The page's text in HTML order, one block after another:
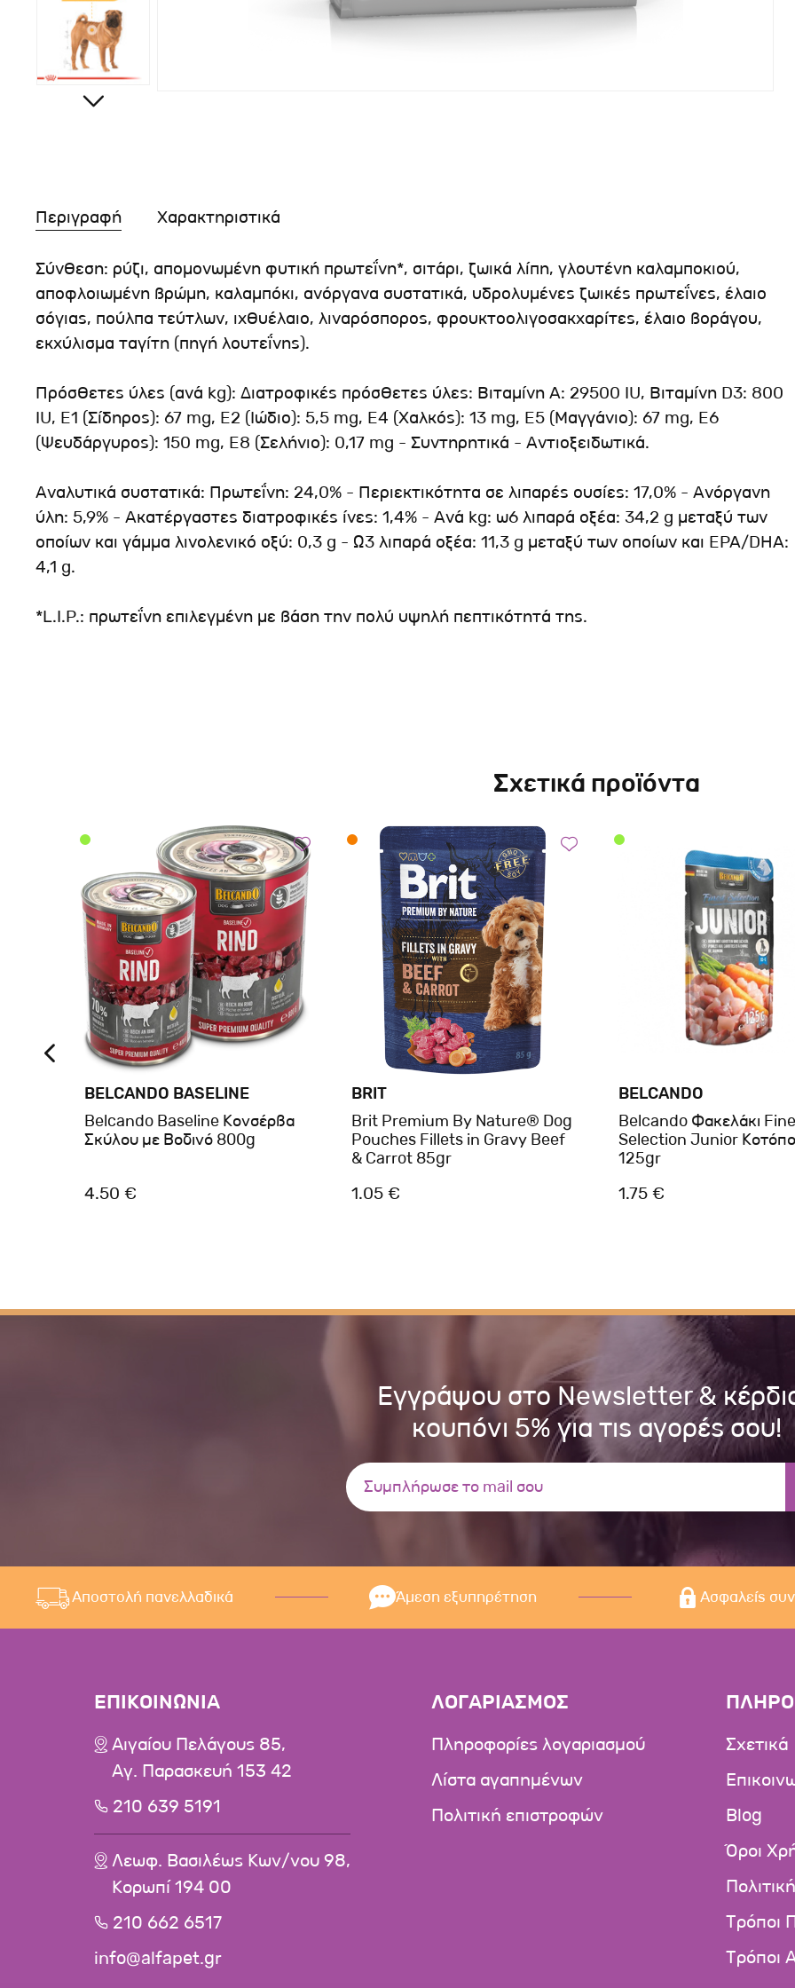
Περιγραφή Χαρακτηριστικά
Σύνθεση: ρύζι, απομονωμένη φυτική πρωτεΐνη*, σιτάρι, ζωικά λίπη, γλουτένη καλαμποκιού,
αποφλοιωμένη βρώμη, καλαμπόκι, ανόργανα συστατικά, υδρολυμένες ζωικές πρωτεΐνες, έλαιο
σόγιας, πούλπα τεύτλων, ιχθυέλαιο, λιναρόσπορος, φρουκτοολιγοσακχαρίτες, έλαιο βοράγου,
εκχύλισμα ταγίτη (πηγή λουτεΐνης).
Πρόσθετες ύλες (ανά kg): Διατροφικές πρόσθετες ύλες: Βιταμίνη A: 29500 IU, Βιταμίνη D3: 800
IU, E1 (Σίδηρος): 67 mg, E2 (Ιώδιο): 5,5 mg, E4 (Χαλκός): 13 mg, E5 (Μαγγάνιο): 67 mg, E6
(Ψευδάργυρος): 150 mg, E8 (Σελήνιο): 0,17 mg - Συντηρητικά - Αντιοξειδωτικά.
Αναλυτικά συστατικά: Πρωτεΐνη: 24,0% - Περιεκτικότητα σε λιπαρές ουσίες: 17,0% - Ανόργανη
ύλη: 5,9% - Ακατέργαστες διατροφικές ίνες: 1,4% - Ανά kg: ω6 λιπαρά οξέα: 34,2 g μεταξύ των
οποίων και γάμμα λινολενικό οξύ: 0,3 g - Ω3 λιπαρά οξέα: 11,3 g μεταξύ των οποίων και EPA/DHA:
4,1 g.
*L.I.P.: πρωτεΐνη επιλεγμένη με βάση την πολύ υψηλή πεπτικότητά της.
Σχετικά προϊόντα
BELCANDO BASELINE
Belcando Baseline Κονσέρβα
Σκύλου με Βοδινό 800g
4.50 €
BRIT
Brit Premium By Nature® Dog
Pouches Fillets in Gravy Beef
& Carrot 85gr
1.05 €
BELCANDO
Belcando Φακελάκι
Selection Junior
125gr
1.75 €
Εγγράψου στο Newsletter &
κουπόνι 5% για τις αγορές σου!
Αποστολή πανελλαδικά Άμεση εξυπηρέτηση Ασφαλείς
ΕΠΙΚΟΙΝΩΝΙΑ
Αιγαίου Πελάγους 85,
Αγ. Παρασκευή 153 42
210 639 5191
Λεωφ. Βασιλέως Κων/νου 98,
Κορωπί 194 00
210 662 6517
info@alfapet.gr
ΛΟΓΑΡΙΑΣΜΟΣ
Πληροφορίες λογαριασμού
Λίστα αγαπημένων
Πολιτική επιστροφών
Σχετικά
Blog
Όροι
Τρόποι
Τρόποι